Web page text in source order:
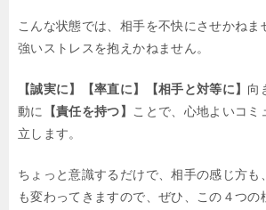
こんな状態では、相手を不快にさせかねま
強いストレスを抱えかねません。
【誠実に】【率直に】【相手と対等に】 向
動に
【責任を持つ】
ことで、心地よいコミ
立します。
ちょっと意識するだけで、相手の感じ方も
も変わってきますので、ぜひ、この４つの